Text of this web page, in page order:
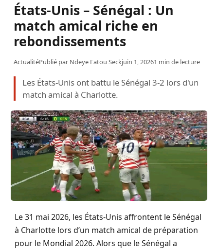
États-Unis – Sénégal : Un
match amical riche en
rebondissements
ActualitéPublié par Ndeye Fatou Seckjuin 1, 20261 min de lecture
Les États-Unis ont battu le Sénégal 3-2 lors d'un
match amical à Charlotte.
Le 31 mai 2026, les États-Unis affrontent le Sénégal
à Charlotte lors d’un match amical de préparation
pour le Mondial 2026. Alors que le Sénégal a